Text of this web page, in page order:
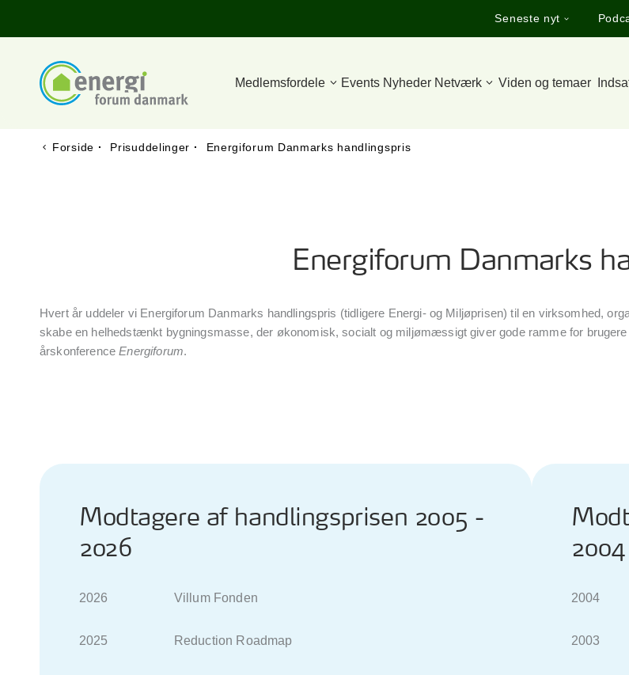
Seneste nyt
Medlemsfordele Events Nyheder Netværk Viden og temaer
Forside · Prisuddelinger · Energiforum Danmarks handlingspris
Energiforum Danmarks
Hvert år uddeler vi Energiforum Danmarks handlingspris (tidligere Energi- og Miljøprisen) til en virksomhed,
skabe en helhedstænkt bygningsmasse, der økonomisk, socialt og miljømæssigt giver gode ramme for
årskonferenceEnergiforum.
Modtagere af handlingsprisen 2005 -
2026
2026 Villum Fonden
2025 Reduction Roadmap
2004
2004
2003